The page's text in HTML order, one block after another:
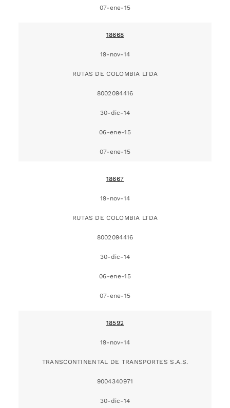
07-ene-15
18668
19-nov-14
RUTAS DE COLOMBIA LTDA
8002094416
30-dic-14
06-ene-15
07-ene-15
18667
19-nov-14
RUTAS DE COLOMBIA LTDA
8002094416
30-dic-14
06-ene-15
07-ene-15
18592
19-nov-14
TRANSCONTINENTAL DE TRANSPORTES S.A.S.
9004340971
30-dic-14